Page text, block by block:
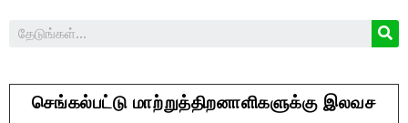
செங்கல்பட்டு மாற்றுத்திறனாளிகளுக்கு இலவச